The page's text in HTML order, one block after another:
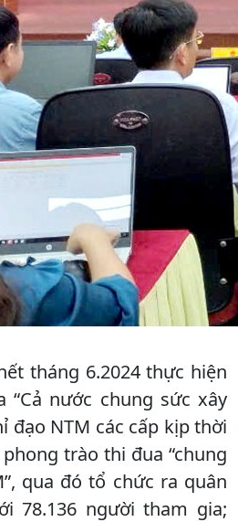
tháng 6.2024 thực hiện
nước chung sức xây
đạo NTM các cấp kịp thời
trào thi đua “chung
qua đó tổ chức ra quân
78.136 người tham gia;